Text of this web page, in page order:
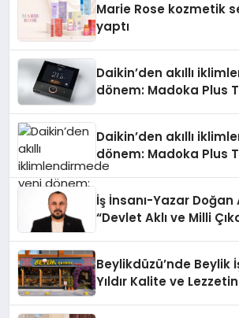
Marie Rose kozmetik
yaptı
Daikin’den akıllı
dönem: Madoka Plus
Daikin’den akıllı
dönem: Madoka Plus
İş İnsanı-Yazar Doğan
“Devlet Aklı ve Milli
Beylikdüzü’nde Beylik
Yıldır Kalite ve